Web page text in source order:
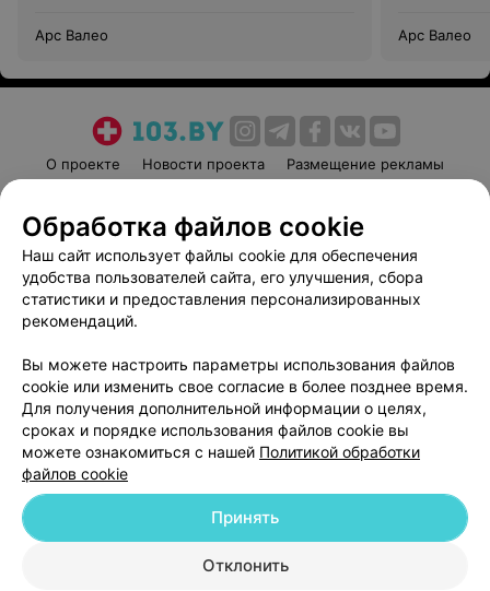
Арс Валео Арс Валео
О проекте Новости проекта
Размещение рекламы
Пользовательское соглашение
Способы оплаты
Вакансии
Партнеры
Написать руководителю 103.by
Обработка персональных данных
© 2026 ООО «Артокс Лаб», УНП 191700409
| 220012, Республика Беларусь,
Обработка файлов cookie
Наш сайт использует файлы cookie для обеспечения
удобства пользователей сайта, его улучшения, сбора
статистики и предоставления персонализированных
рекомендаций.
Вы можете настроить параметры использования файлов
cookie или изменить свое согласие в более позднее время.
Для получения дополнительной информации о целях,
сроках и порядке использования файлов cookie вы
можете ознакомиться с нашей Политикой обработки
файлов cookie
Отклонить
Принять